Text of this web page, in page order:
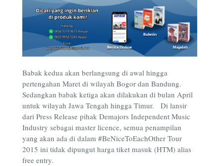
Babak kedua akan berlangsung di awal hingga
pertengahan Maret di wilayah Bogor dan Bandung.
Sedangkan babak ketiga akan dilakukan di bulan April
untuk wilayah Jawa Tengah hingga Timur. Di lansir
dari Press Release pihak Demajors Independent Music
Industry sebagai master licence, semua penampilan
yang akan ada di dalam #BeNiceToEachOther Tour
2015 ini tidak dipungut harga tiket masuk (HTM) alias
free entry.